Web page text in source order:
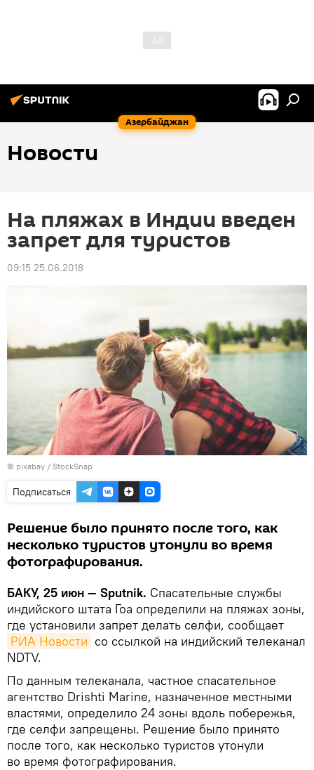
Азербайджан
Новости
На пляжах в Индии введен
запрет для туристов
09:15 25.06.2018
© pixabay / StockSnap
Подписаться
Решение было принято после того, как
несколько туристов утонули во время
фотографирования.
БАКУ, 25 июн — Sputnik. Спасательные службы
индийского штата Гоа определили на пляжах зоны,
где установили запрет делать селфи, сообщает
РИА Новости со ссылкой на индийский телеканал
NDTV.
По данным телеканала, частное спасательное
агентство Drishti Marine, назначенное местными
властями, определило 24 зоны вдоль побережья,
где селфи запрещены. Решение было принято
после того, как несколько туристов утонули
во время фотографирования.